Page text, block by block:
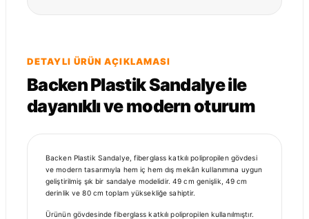
DETAYLI ÜRÜN AÇIKLAMASI
Backen Plastik Sandalye ile
dayanıklı ve modern oturum
Backen Plastik Sandalye, fiberglass katkılı polipropilen gövdesi
ve modern tasarımıyla hem iç hem dış mekân kullanımına uygun
geliştirilmiş şık bir sandalye modelidir. 49 cm genişlik, 49 cm
derinlik ve 80 cm toplam yüksekliğe sahiptir.
Ürünün gövdesinde fiberglass katkılı polipropilen kullanılmıştır.